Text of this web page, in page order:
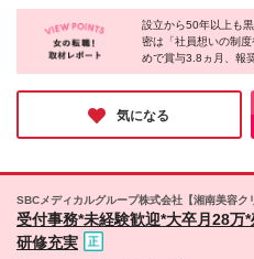
間分)を含み、超
月平均残業時間
の固定残業代を全
(期間中の給与・
休みを選択された
ご希望の方には
なります。 ■名古屋エリア 名古屋市瑞穂区・愛知郡東
郷町・瀬戸市・
区・丹羽郡扶桑町
日井市 ■三河エリア みよし市・豊田市・岡崎市・碧南
市・蒲郡市・西尾市 ■東海・知多エリア 東海市
市・大府市・常滑市・半
当社関連勤務地
設立から50年以上も
密は「社員想いの制
めで賞与3.8ヵ月、報
が20～30代が中心の
方からも「同年代と
ませんでした。話も
くの方に、同社の魅
気になる
SBCメディカルグループ株式会社【湘南美容ク
受付事務*未経験歓迎*大卒月28万
研修充実